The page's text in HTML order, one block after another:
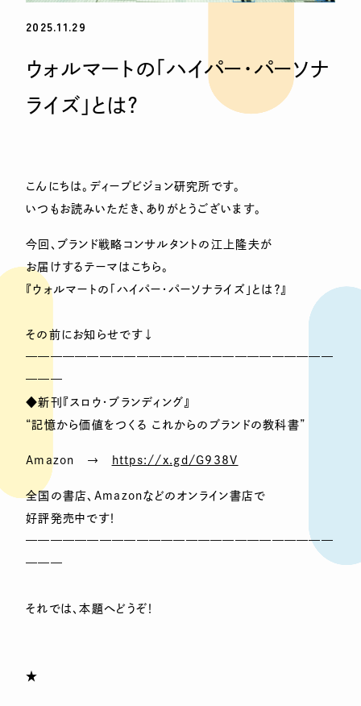
2025.11.29
ウォルマートの「ハイパー・パーソナ
ライズ」とは？
こんにちは。ディープビジョン研究所です。
いつもお読みいただき、ありがとうございます。
今回、ブランド戦略コンサルタントの江上隆夫が
お届けするテーマはこちら。
『ウォルマートの「ハイパー・パーソナライズ」とは？』
その前にお知らせです↓
—————————————————————————
———
◆新刊『スロウ・ブランディング』
“記憶から価値をつくる これからのブランドの教科書”
Amazon → https://x.gd/G938V
全国の書店、Amazonなどのオンライン書店で
好評発売中です！
—————————————————————————
———
それでは、本題へどうぞ！
★